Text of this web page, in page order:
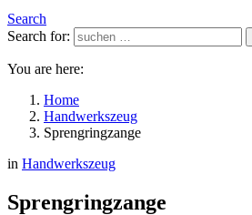
Search
Search for:
You are here:
Home
Handwerkszeug
Sprengringzange
in Handwerkszeug
Sprengringzange